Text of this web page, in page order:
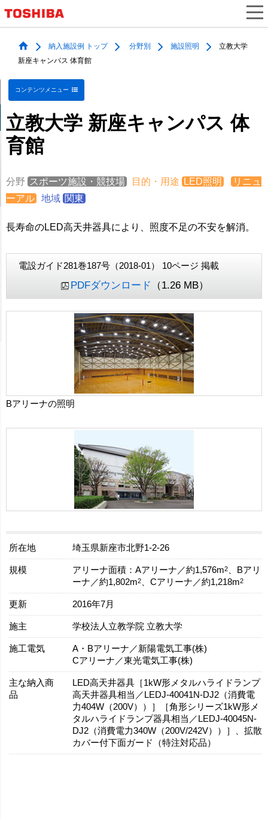
納入施設例 トップ 分野別 施設照明
立教大学
新座キャンパス 体育館
コンテンツメニュー
立教大学 新座キャンパス 体
育館
分野 スポーツ施設・競技場 目的・用途 LED照明
リニュ
ーアル
地域 関東
長寿命のLED高天井器具により、照度不足の不安を解消。
電設ガイド281巻187号（2018-01） 10ページ 掲載
PDFダウンロード （1.26 MB）
Bアリーナの照明
所在地 埼玉県新座市北野1-2-26
規模 アリーナ面積：Aアリーナ／約1,576m2、Bアリ
ーナ／約1,802m2、Cアリーナ／約1,218m2
更新 2016年7月
施主 学校法人立教学院 立教大学
施工電気
A・Bアリーナ／新陽電気工事(株)
Cアリーナ／東光電気工事(株)
主な納入商
品
LED高天井器具［1kW形メタルハライドランプ
高天井器具相当／LEDJ-40041N-DJ2（消費電
力404W（200V））］［角形シリーズ1kW形メ
タルハライドランプ器具相当／LEDJ-40045N-
DJ2（消費電力340W（200V/242V））］、拡散
カバー付下面ガード（特注対応品）